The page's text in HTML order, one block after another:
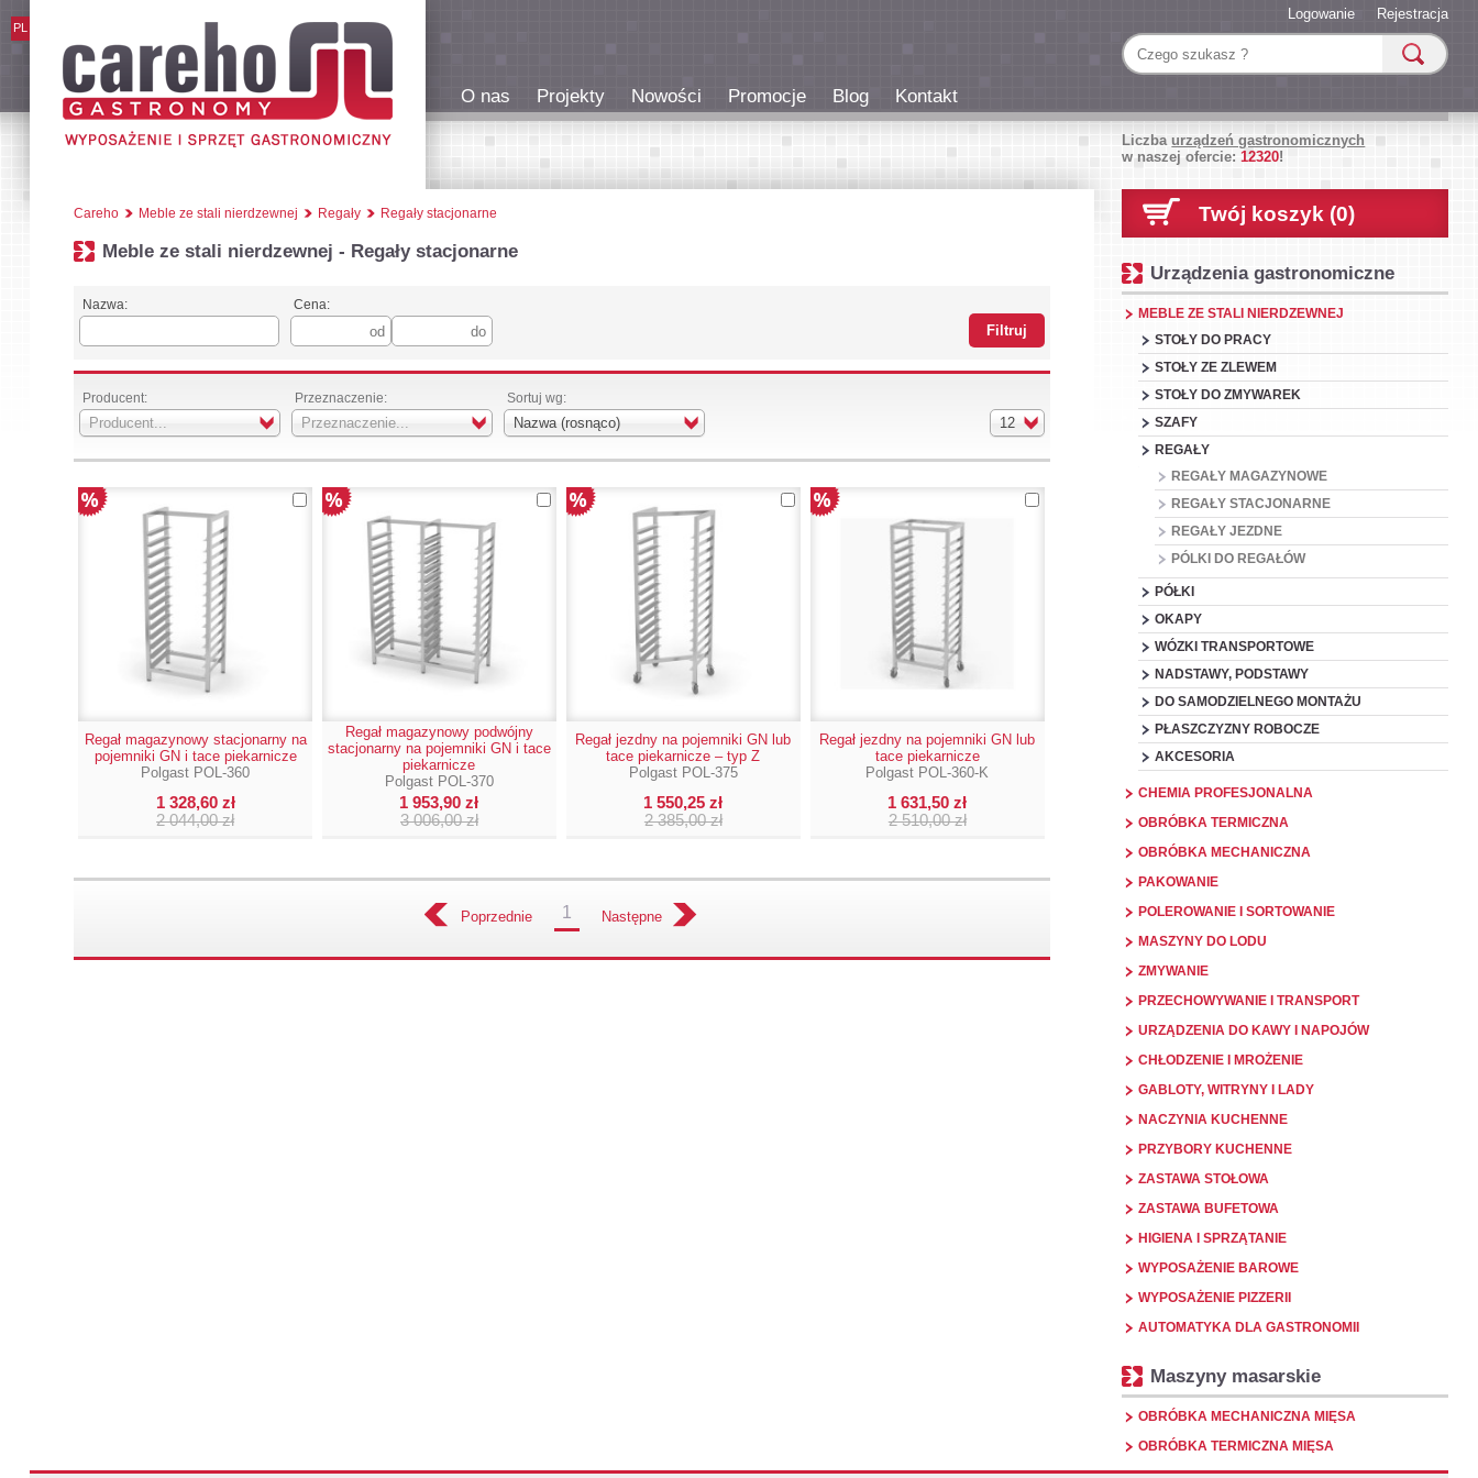
PL
Rejestracja
Logowanie
O nas Projekty Nowości Promocje Blog Kontakt
Liczbaurządzeń gastronomicznych
w naszej ofercie:12320!
Careho Meble ze stali nierdzewnej Regały Regały stacjonarne
Meble ze stali nierdzewnej - Regały stacjonarne
Nazwa: Cena:
Producent:
Producent...
Przeznaczenie:
Przeznaczenie...
Sortuj wg:
Nazwa (rosnąco) 12
Regał magazynowy stacjonarny na
pojemniki GN i tace piekarnicze
Polgast POL-360
1 328,60 zł
2 044,00 zł
Regał magazynowy podwójny
stacjonarny na pojemniki GN i tace
piekarnicze
Polgast POL-370
1 953,90 zł
3 006,00 zł
Regał jezdny na pojemniki GN lub
tace piekarnicze – typ Z
Polgast POL-375
1 550,25 zł
2 385,00 zł
Regał jezdny na pojemniki GN lub
tace piekarnicze
Polgast POL-360-K
1 631,50 zł
2 510,00 zł
Poprzednie 1 Następne
Twój koszyk (0)
Urządzenia gastronomiczne
MEBLE ZE STALI NIERDZEWNEJ
STOŁY DO PRACY
STOŁY ZE ZLEWEM
STOŁY DO ZMYWAREK
SZAFY
REGAŁY
REGAŁY MAGAZYNOWE
REGAŁY STACJONARNE
REGAŁY JEZDNE
PÓLKI DO REGAŁÓW
PÓŁKI
OKAPY
WÓZKI TRANSPORTOWE
NADSTAWY, PODSTAWY
DO SAMODZIELNEGO MONTAŻU
PŁASZCZYZNY ROBOCZE
AKCESORIA
CHEMIA PROFESJONALNA
OBRÓBKA TERMICZNA
OBRÓBKA MECHANICZNA
PAKOWANIE
POLEROWANIE I SORTOWANIE
MASZYNY DO LODU
ZMYWANIE
PRZECHOWYWANIE I TRANSPORT
URZĄDZENIA DO KAWY I NAPOJÓW
CHŁODZENIE I MROŻENIE
GABLOTY, WITRYNY I LADY
NACZYNIA KUCHENNE
PRZYBORY KUCHENNE
ZASTAWA STOŁOWA
ZASTAWA BUFETOWA
HIGIENA I SPRZĄTANIE
WYPOSAŻENIE BAROWE
WYPOSAŻENIE PIZZERII
AUTOMATYKA DLA GASTRONOMII
Maszyny masarskie
OBRÓBKA MECHANICZNA MIĘSA
OBRÓBKA TERMICZNA MIĘSA